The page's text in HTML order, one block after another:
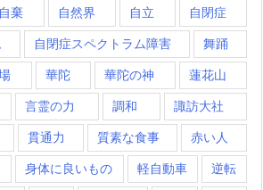
棄 自然界 自立 自閉症
自閉症スペクトラム障害 舞踊
華陀 華陀の神 蓮花山
言霊の力 調和 諏訪大社
貫通力 質素な食事 赤い人
身体に良いもの 軽自動車 逆転